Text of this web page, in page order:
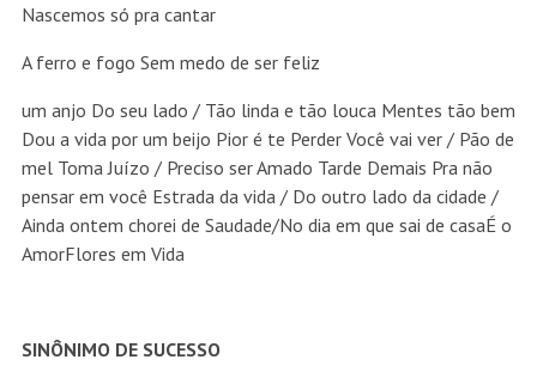
Nascemos só pra cantar
A ferro e fogo Sem medo de ser feliz
um anjo Do seu lado / Tão linda e tão louca Mentes tão bem
Dou a vida por um beijo Pior é te Perder Você vai ver / Pão de
mel Toma Juízo / Preciso ser Amado Tarde Demais Pra não
pensar em você Estrada da vida / Do outro lado da cidade /
Ainda ontem chorei de Saudade/No dia em que sai de casaÉ o
AmorFlores em Vida
SINÔNIMO DE SUCESSO